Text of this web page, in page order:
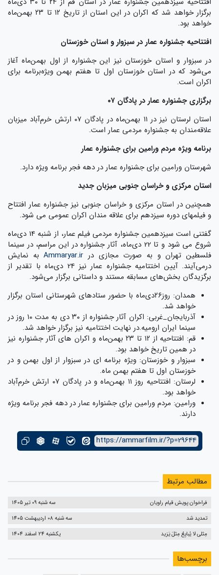
برگزار خواهد شد که اکران در این استان از تاریخ ۱۲ تا ۲۳ بهمن‌ماه
خواهد بود.
افتتاحیه جشنواره عمار در سبزوار و استان خوزستان
در سبزوار و استان خوزستان نیز این جشنواره از اول بهمن‌ماه آغاز
می‌شود که در استان خوزستان اول تا هفتم بهمن ویژه‌برنامه برای
اکران است.
برگزاری جشنواره عمار در پادگان ۰۷
استان لرستان نیز در ۱۱ بهمن‌ماه در پادگان ۰۷ ارتش خرم‌آباد میزبان
علاقه‌مندان به جشنواره مردمی عمار است.
برنامه ویژه مردم ورامین برای جشنواره عمار
شهرستان ورامین برای جشنواره عمار در دهه فجر برنامه ویژه دارد.
استان مرکزی و خراسان جنوبی میزبان جدید
همچنین در استان مرکزی و خراسان جنوبی نیز جشنواره عمار افتتاح
و فیلمهای دوره سیزدهم برای علاقه مندان اکران عمومی می شود.
گفتنی است سیزدهمین جشنواره مردمی فیلم عمار، از شنبه 14 دی‌ماه
شروع می شود و تا 22 دی‌ماه، آثار جشنواره در این مراسم، در سینما
فلسطین تهران و به صورت مجازی در Ammaryar.irبه نمایش
درمی‌آیند. آیین اختتامیه جشنواره عمار نیز 24 دی‌ماه با تقدیر از
برگزیدگان بخش‌های مسابقه مستند و داستانی برگزار می‌شود.
همدان: روز۲۶دی‌ماه با حضور ستادهای شهرستانی استان برگزار
خواهد شد.
آذربایجان_غربی: اکران آثار جشنواره از ۳۰ دی‌ به مدت ۱۰ روز در
سینما ایران ارومیه.در نهایت اختتامیه نیز برگزار خواهد شد.
قم: افتتاحیه از ۱۲ تا ۲۳ بهمن‌ماه و اکران های آثار جشنواره نیز
در همین تاریخ خواهد بود.
سبزوار و خوزستان: ویژه برنامه ای در سبزوار از اول بهمن‌ و در
خوزستان اول تا هفتم بهمن ماه.
لرستان: افتتاحیه روز ۱۱ بهمن‌ماه و در پادگان ۰۷ ارتش خرم‌آباد
خواهد بود.
ورامین: مردم ورامین برای جشنواره عمار در دهه فجر برنامه ویژه
دارند.
https://ammarfilm.ir/?p=29644
مطالب مرتبط
فراخوان پویش قیام راویان
سه شنبه 09 تیر 1405
تمدید شد
سه شنبه 08 اردیبهشت 1405
مِثلی لا یُبایِعُ مِثلَ یَزید
یکشنبه 24 اسفند 1404
برچسب‌ها